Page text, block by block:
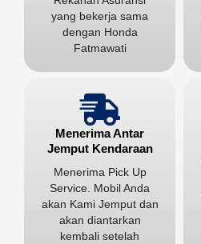
yang bekerja sama
dengan Honda
Fatmawati
Menerima Antar
Jemput Kendaraan
Menerima Pick Up
Service. Mobil Anda
akan Kami Jemput dan
akan diantarkan
kembali setelah